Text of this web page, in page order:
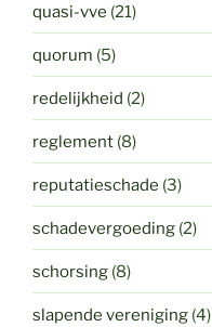
quasi-vve (21)
quorum (5)
redelijkheid (2)
reglement (8)
reputatieschade (3)
schadevergoeding (2)
schorsing (8)
slapende vereniging (4)